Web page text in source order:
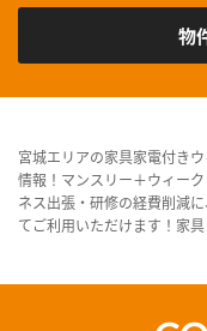
物
宮城エリアの家具家電付き
情報！マンスリー＋ウィー
ネス出張・研修の経費削減
てご利用いただけます！家